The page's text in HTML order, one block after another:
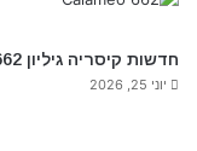
חדשות קיסריה גיליון 662
יוני 25, 2026